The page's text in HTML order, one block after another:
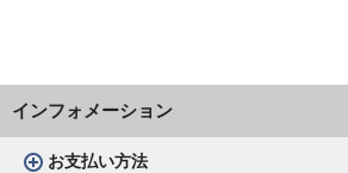
インフォメーション
お支払い方法